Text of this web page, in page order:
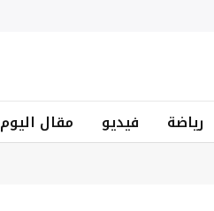
رياضة فيديو مقال اليوم